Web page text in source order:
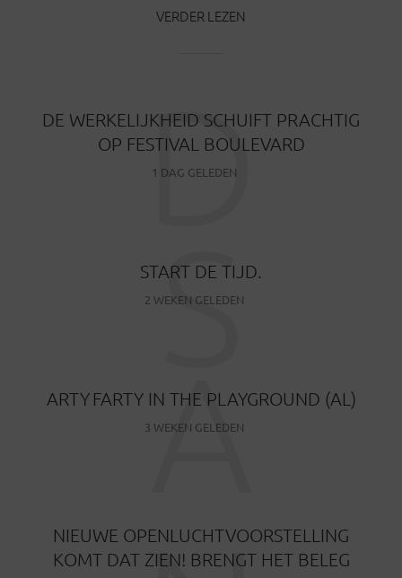
VERDER LEZEN
DE WERKELIJKHEID SCHUIFT PRACHTIG
OP FESTIVAL BOULEVARD
1 DAG GELEDEN
D
START DE TIJD.
2 WEKEN GELEDEN
S
ARTY FARTY IN THE PLAYGROUND (AL)
3 WEKEN GELEDEN
A
NIEUWE OPENLUCHTVOORSTELLING
KOMT DAT ZIEN! BRENGT HET BELEG